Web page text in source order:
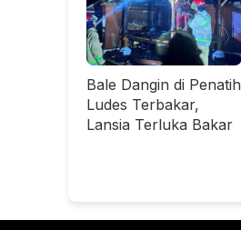
Bale Dangin di Penatih
Ludes Terbakar,
Lansia Terluka Bakar